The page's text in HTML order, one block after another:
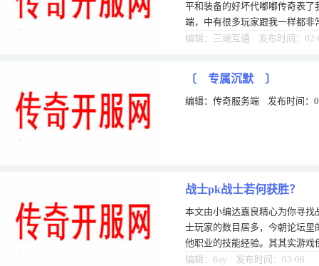
平和装备的好坏代嘟嘟传奇表
端，中有很多玩家跟我一样都非
不仅仅为了打装备，能够单挑干
编辑：三端互通 发布时间：02-
〔 专属沉默 〕
编辑：传奇服务端 发布时间：
战士pk战士若何获胜？
本文由小编达嘉良精心为你寻找
士玩家的数目居多，今朝论坛
他职业的技能经验。其其实游
的进程中甚多兵士玩家都不知道
编辑：6ay 发布时间：03-06